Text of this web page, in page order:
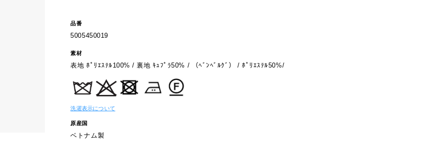
品番
5005450019
素材
表地 ﾎﾟﾘｴｽﾃﾙ100% / 裏地 ｷｭﾌﾟﾗ50% / （ﾍﾞﾝﾍﾞﾙｸﾞ） / ﾎﾟﾘｴｽﾃﾙ50%/
洗濯表示について
原産国
ベトナム製